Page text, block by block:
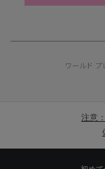
ワールド プ
注意